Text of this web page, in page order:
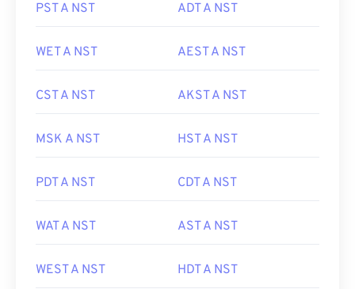
PST A NST ADT A NST
WET A NST AEST A NST
CST A NST AKST A NST
MSK A NST HST A NST
PDT A NST CDT A NST
WAT A NST AST A NST
WEST A NST HDT A NST